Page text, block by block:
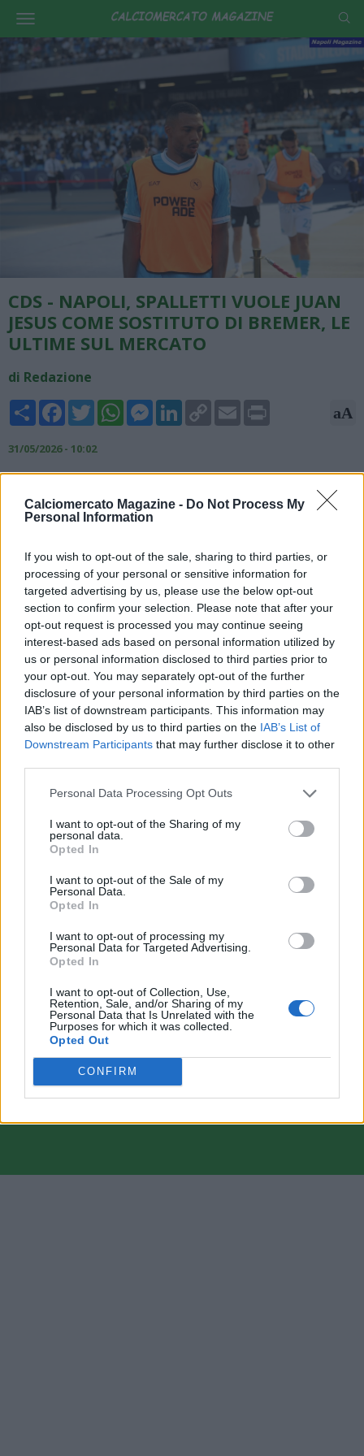
Calciomercato Magazine - Do Not Process My
Personal Information
If you wish to opt-out of the sale, sharing to third parties, or
processing of your personal or sensitive information for
targeted advertising by us, please use the below opt-out
section to confirm your selection. Please note that after your
opt-out request is processed you may continue seeing
interest-based ads based on personal information utilized by
us or personal information disclosed to third parties prior to
your opt-out. You may separately opt-out of the further
disclosure of your personal information by third parties on the
IAB’s list of downstream participants. This information may
also be disclosed by us to third parties on the IAB’s List of
Downstream Participants that may further disclose it to other
Personal Data Processing Opt Outs
I want to opt-out of the Sharing of my
personal data.
Opted In
I want to opt-out of the Sale of my
Personal Data.
Opted In
I want to opt-out of processing my
Personal Data for Targeted Advertising.
Opted In
I want to opt-out of Collection, Use,
Retention, Sale, and/or Sharing of my
Personal Data that Is Unrelated with the
Purposes for which it was collected.
Opted Out
CONFIRM
CDS - NAPOLI, SPALLETTI VUOLE JUAN
JESUS COME SOSTITUTO DI BREMER, LE
ULTIME SUL MERCATO
di Redazione
Share FacebookTwitterWhatsAppMessengerLinkedInCopy
Link
Email aA
31/05/2026 - 10:02
starebbe cercando di regalare a Luciano Spalletti 5/6 innesti
per rendere l'organico più competitivo. Nella lista dei possibili
nomi di Kim, ex Napoli ora al Bayern Monaco e di
Muharemovic del Sassuolo, ma a questi si aggiunge un profilo
ben conosciuto da Spalletti: Juan Jesus, difensore del Napoli in
scadenza di contratto, avuto dal mister toscano prima alla
Roma e poi in azzurro.
Il materiale (testo, foto e video) consultabile in questo portale è di nostra proprietà.
Alcune foto (screenshot) ed articoli presenti su "Calciomercato Magazine" sono in parte
giunti da internet, in quanto arrivati alla nostra attenzione attraverso regolari
comunicati stampa con immagini e testi allegati ed autorizzati alla pubblicazione, e
quindi valutati di pubblico dominio. Se i soggetti o gli autori avessero qualcosa in
contrario alla pubblicazione, non avranno che da segnalarlo alla redazione (indirizzo
email:redazione@napolimagazine.com), che provvederà prontamente alla rimozione.